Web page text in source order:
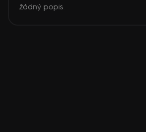
žádný popis.